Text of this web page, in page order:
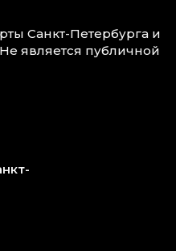
Санкт-Петербурга и
является публичной